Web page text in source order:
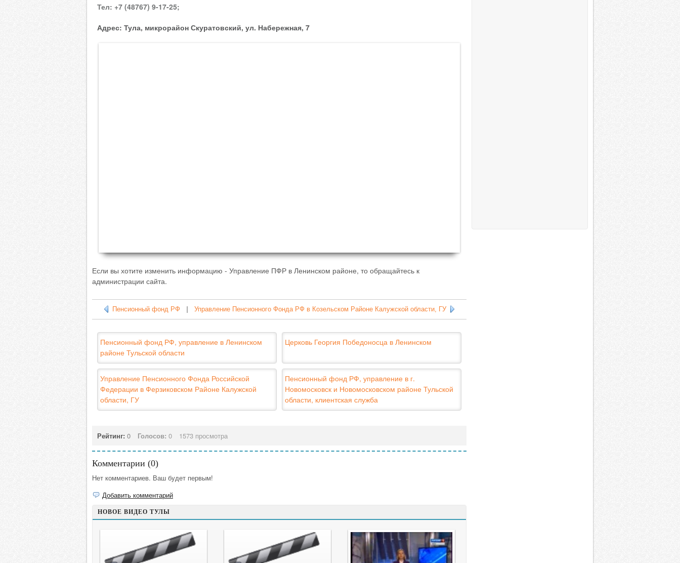
Тел: +7 (48767) 9-17-25;
Адрес: Тула, микрорайон Скуратовский, ул. Набережная, 7
Если вы хотите изменить информацию - Управление ПФР в Ленинском районе, то обращайтесь к
администрации сайта.
Пенсионный фонд РФ Управление Пенсионного Фонда РФ в Козельском Районе Калужской области, ГУ
Пенсионный фонд РФ, управление в Ленинском
районе Тульской области
Церковь Георгия Победоносца в Ленинском
Управление Пенсионного Фонда Российской
Федерации в Ферзиковском Районе Калужской
области, ГУ
Пенсионный фонд РФ, управление в г.
Новомосковск и Новомосковском районе Тульской
области, клиентская служба
Рейтинг: 0 Голосов: 0 1573 просмотра
Комментарии (0)
Нет комментариев. Ваш будет первым!
Добавить комментарий
НОВОЕ ВИДЕО ТУЛЫ